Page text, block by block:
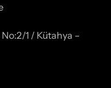
No:2/1 / Kütahya –